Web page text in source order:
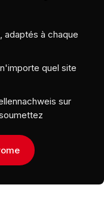
adaptés à chaque
quel site
sur